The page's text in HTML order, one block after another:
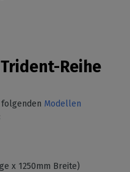
Reihe
folgenden Modellen
x 1250mm Breite)